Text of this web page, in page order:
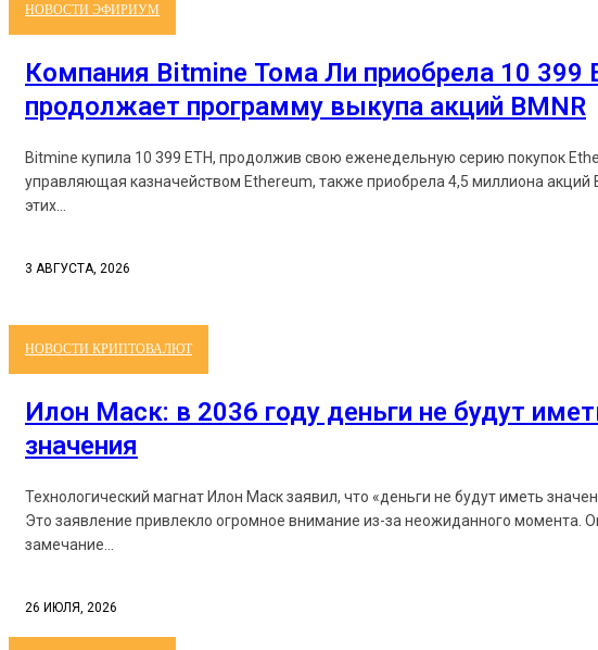
НОВОСТИ ЭФИРИУМ
Компания Bitmine Тома Ли приобрела 10 399
продолжает программу выкупа акций BMNR
Bitmine купила 10 399 ETH, продолжив свою еженедельную серию покупок Ethereum.
управляющая казначейством Ethereum, также приобрела 4,5 миллиона акций BMNR.
этих...
3 АВГУСТА, 2026
НОВОСТИ КРИПТОВАЛЮТ
Илон Маск: в 2036 году деньги не будут
значения
Технологический магнат Илон Маск заявил, что «деньги не будут иметь
Это заявление привлекло огромное внимание из-за неожиданного момента.
замечание...
26 ИЮЛЯ, 2026